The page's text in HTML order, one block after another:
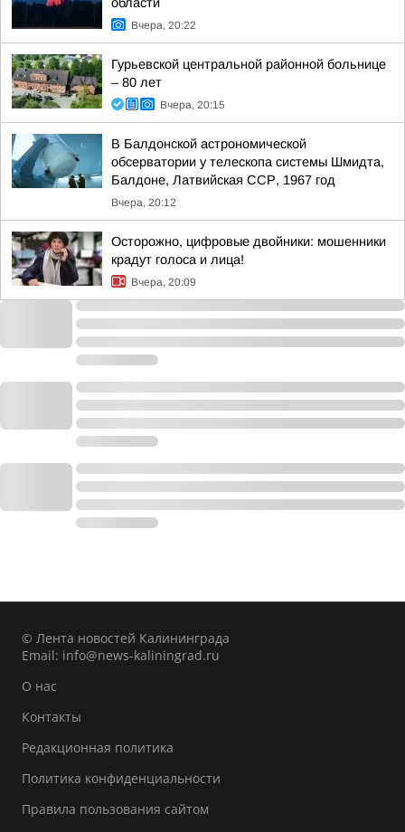
Вчера, 20:22
Гурьевской центральной районной больнице
– 80 лет
Вчера, 20:15
В Балдонской астрономической
обсерватории у телескопа системы Шмидта,
Балдоне, Латвийская ССР, 1967 год
Вчера, 20:12
Осторожно, цифровые двойники: мошенники
крадут голоса и лица!
Вчера, 20:09
© Лента новостей Калининграда
Email: info@news-kaliningrad.ru
О нас
Контакты
Редакционная политика
Политика конфиденциальности
Правила пользования сайтом